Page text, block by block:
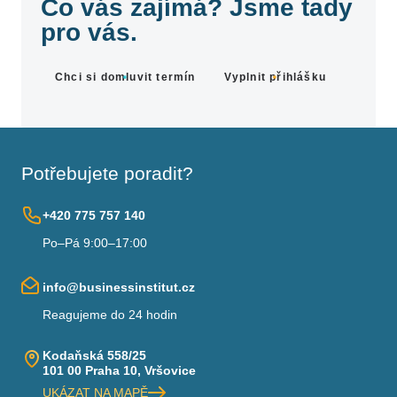
Co vás zajímá? Jsme tady
pro vás.
Chci si domluvit termín Vyplnit přihlášku
Potřebujete poradit?
+420 775 757 140
Po–Pá 9:00–17:00
info@businessinstitut.cz
Reagujeme do 24 hodin
Kodaňská 558/25
101 00 Praha 10, Vršovice
UKÁZAT NA MAPĚ